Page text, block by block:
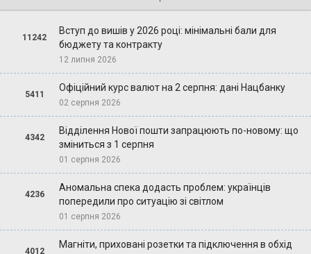
11242
Вступ до вишів у 2026 році: мінімальні бали для
бюджету та контракту
12 липня 2026
5411
Офіційний курс валют на 2 серпня: дані Нацбанку
02 серпня 2026
4342
Відділення Нової пошти запрацюють по-новому: що
зміниться з 1 серпня
01 серпня 2026
4236
Аномальна спека додасть проблем: українців
попередили про ситуацію зі світлом
01 серпня 2026
4012
Магніти, приховані розетки та підключення в обхід